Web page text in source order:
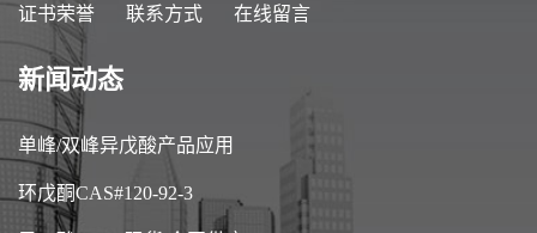
证书荣誉 联系方式 在线留言
新闻动态
单峰/双峰异戊酸产品应用
环戊酮CAS#120-92-3